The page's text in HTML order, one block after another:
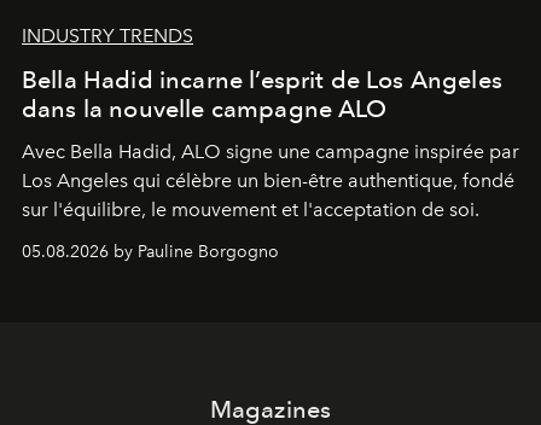
INDUSTRY TRENDS
Bella Hadid incarne l’esprit de Los Angeles
dans la nouvelle campagne ALO
Avec Bella Hadid, ALO signe une campagne inspirée par
Los Angeles qui célèbre un bien-être authentique, fondé
sur l'équilibre, le mouvement et l'acceptation de soi.
05.08.2026 by Pauline Borgogno
Magazines